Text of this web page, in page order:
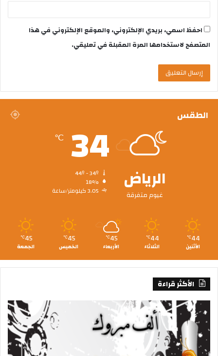
احفظ اسمي، بريدي الإلكتروني، والموقع الإلكتروني في هذا
المتصفح لاستخدامها المرة المقبلة في تعليقي.
الطقس
الرياض
غيوم متفرقة
34
℃
18%
3.05 كيلومتر/ساعة
44
℃
الأثنين
44
℃
الثلاثاء
45
℃
الأربعاء
45
℃
الخميس
45
℃
الجمعة
الأكثر قراءة